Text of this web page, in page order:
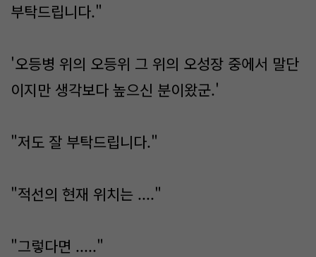
부탁드립니다."
'오등병 위의 오등위 그 위의 오성장 중에서 말단
이지만 생각보다 높으신 분이왔군.'
"저도 잘 부탁드립니다."
"적선의 현재 위치는 ...."
"그렇다면 ....."